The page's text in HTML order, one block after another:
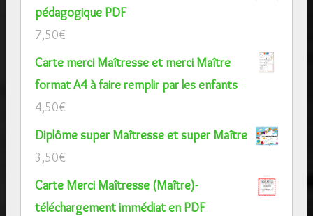
pédagogique PDF
7,50€
Carte merci Maîtresse et merci Maître
format A4 à faire remplir par les enfants
4,50€
Diplôme super Maîtresse et super Maître
3,50€
Carte Merci Maîtresse (Maître)-
téléchargement immédiat en PDF